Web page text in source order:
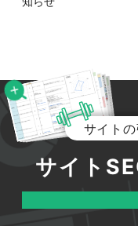
サイト
サイト